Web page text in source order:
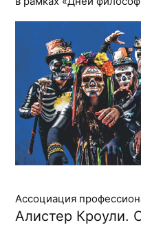
Ассоциация
Алистер Кроули.